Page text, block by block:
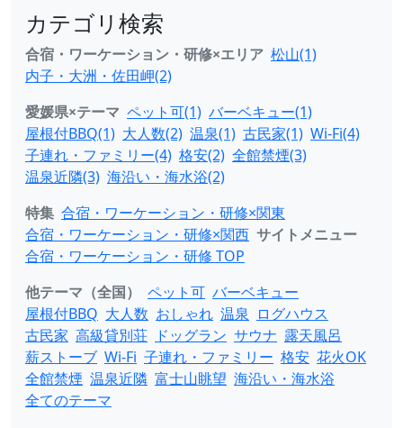
カテゴリ検索
合宿・ワーケーション・研修×エリア 松山(1)
内子・大洲・佐田岬(2)
愛媛県×テーマ ペット可(1) バーベキュー(1)
屋根付BBQ(1) 大人数(2) 温泉(1) 古民家(1) Wi-Fi(4)
子連れ・ファミリー(4) 格安(2) 全館禁煙(3)
温泉近隣(3) 海沿い・海水浴(2)
特集 合宿・ワーケーション・研修×関東
合宿・ワーケーション・研修×関西 サイトメニュー
合宿・ワーケーション・研修 TOP
他テーマ（全国）
ペット可 バーベキュー
屋根付BBQ 大人数 おしゃれ 温泉 ログハウス
古民家 高級貸別荘 ドッグラン サウナ 露天風呂
薪ストーブ Wi-Fi 子連れ・ファミリー 格安 花火OK
全館禁煙 温泉近隣 富士山眺望 海沿い・海水浴
全てのテーマ